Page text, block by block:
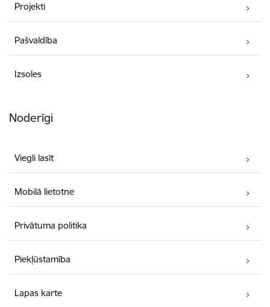
Projekti
Pašvaldība
Izsoles
Noderīgi
Viegli lasīt
Mobilā lietotne
Privātuma politika
Piekļūstamība
Lapas karte